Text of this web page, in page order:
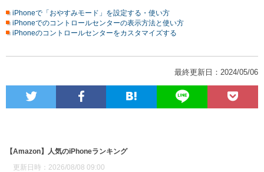
iPhoneで「おやすみモード」を設定する・使い方
iPhoneでのコントロールセンターの表示方法と使い方
iPhoneのコントロールセンターをカスタマイズする
最終更新日：2024/05/06
【Amazon】人気のiPhoneランキング
更新日時：2026/08/08 09:00